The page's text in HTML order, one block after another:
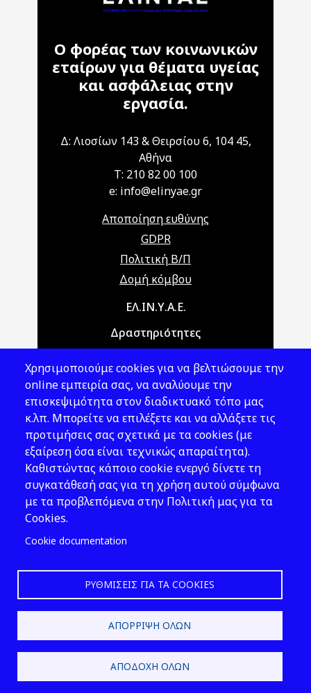
Ο φορέας των κοινωνικών
εταίρων για θέματα υγείας
και ασφάλειας στην
εργασία.
Δ: Λιοσίων 143 & Θειρσίου 6, 104 45,
Αθήνα
T: 210 82 00 100
e: info@elinyae.gr
Αποποίηση ευθύνης
GDPR
Πολιτική Β/Π
Δομή κόμβου
Main navigationΕΛ.ΙΝ.Υ.Α.Ε.
Δραστηριότητες
Νομοθεσία
Εκδόσεις
Νέα - Εκδηλώσεις
Ακολουθήστε μας
Χρησιμοποιούμε cookies για να βελτιώσουμε την
online εμπειρία σας, να αναλύουμε την
επισκεψιμότητα στον διαδικτυακό τόπο μας
κ.λπ. Μπορείτε να επιλέξετε και να αλλάξετε τις
προτιμήσεις σας σχετικά με τα cookies (με
εξαίρεση όσα είναι τεχνικώς απαραίτητα).
Καθιστώντας κάποιο cookie ενεργό δίνετε τη
συγκατάθεσή σας για τη χρήση αυτού σύμφωνα
με τα προβλεπόμενα στην Πολιτική μας για τα
Cookies.
Cookie documentation
ΡΥΘΜΊΣΕΙΣ ΓΙΑ ΤΑ COOKIES
ΑΠΌΡΡΙΨΗ ΌΛΩΝ
ΑΠΟΔΟΧΉ ΌΛΩΝ
2026 © ΕΛ.ΙΝ.Υ.Α.Ε.
Design & Development by